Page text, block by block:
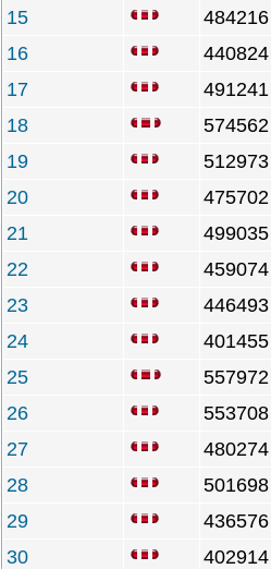
15
16
17
18
19
20
21
22
23
24
25
26
27
28
29
30